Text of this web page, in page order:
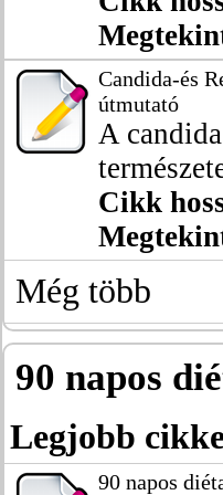
Candida-és
útmutató
A
Cikk
Még több
90 napos
Legjobb
90 napos